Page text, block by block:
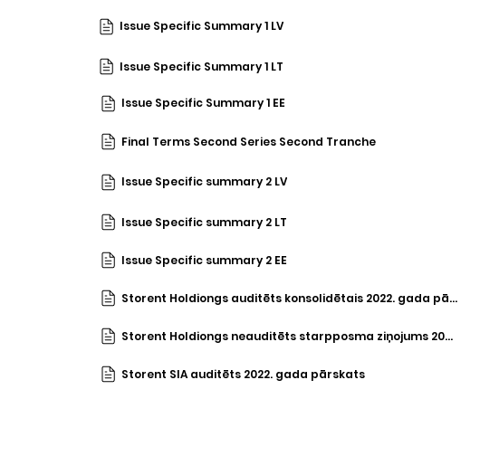
Issue Specific Summary 1 EE
Final Terms Second Series Second Tranche
Issue Specific summary 2 LV
Issue Specific summary 2 LT
Storent Holdiongs auditēts konsolidētais 2022. gada pārskats
Storent SIA auditēts 2022. gada pārskats
Issue Specific Summary 1 LT
Issue Specific Summary 1 LV
Issue Specific summary 2 EE
Storent Holdiongs neauditēts starpposma ziņojums 2023